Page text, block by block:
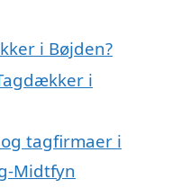
i Bøjden?
i
tagfirmaer i
Midtfyn